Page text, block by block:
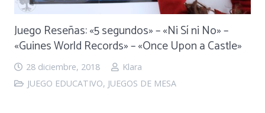
Juego Reseñas: «5 segundos» – «Ni Sí ni No» –
«Guines World Records» – «Once Upon a Castle»
28 diciembre, 2018
Klara
JUEGO EDUCATIVO, JUEGOS DE MESA